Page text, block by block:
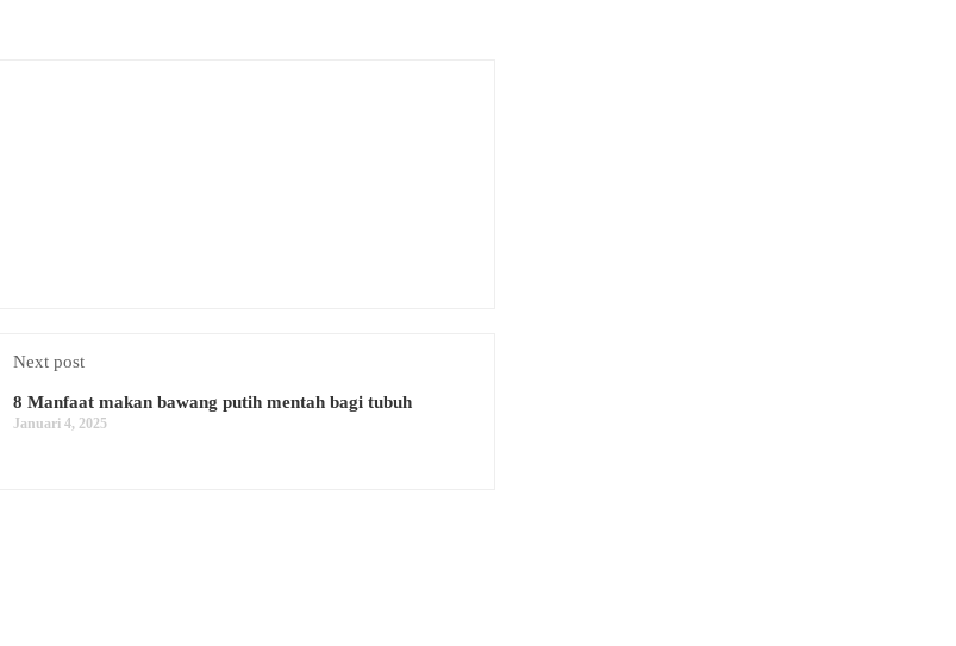
Next post
8 Manfaat makan bawang putih mentah bagi tubuh
Januari 4, 2025